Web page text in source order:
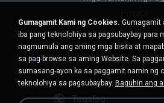
Suporta
Huwag ibenta ang aking
Huwag ibahagi ang aking
Tagalog
Gumagamit Kami ng Cookies. Gumagamit
iba pang teknolohiya sa pagsubaybay para
nagmumula ang aming mga bisita at
sa pag-browse sa aming Website. Sa
sumasang-ayon ka sa paggamit namin ng
teknolohiya sa pagsubaybay. Baguhin ang